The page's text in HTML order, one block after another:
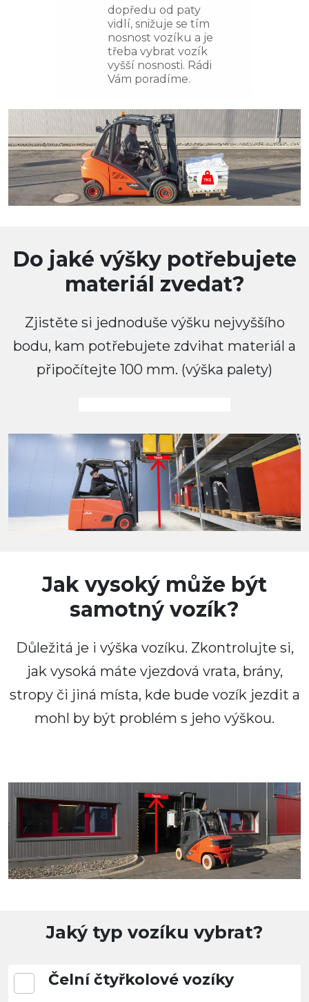
dopředu od paty
vidlí, snižuje se tím
nosnost vozíku a je
třeba vybrat vozík
vyšší nosnosti. Rádi
Vám poradíme.
Do jaké výšky potřebujete
materiál zvedat?
Zjistěte si jednoduše výšku nejvyššího
bodu, kam potřebujete zdvihat materiál a
připočítejte 100 mm. (výška palety)
Jak vysoký může být
samotný vozík?
Důležitá je i výška vozíku. Zkontrolujte si,
jak vysoká máte vjezdová vrata, brány,
stropy či jiná místa, kde bude vozík jezdit a
mohl by být problém s jeho výškou.
Jaký typ vozíku vybrat?
Čelní čtyřkolové vozíky